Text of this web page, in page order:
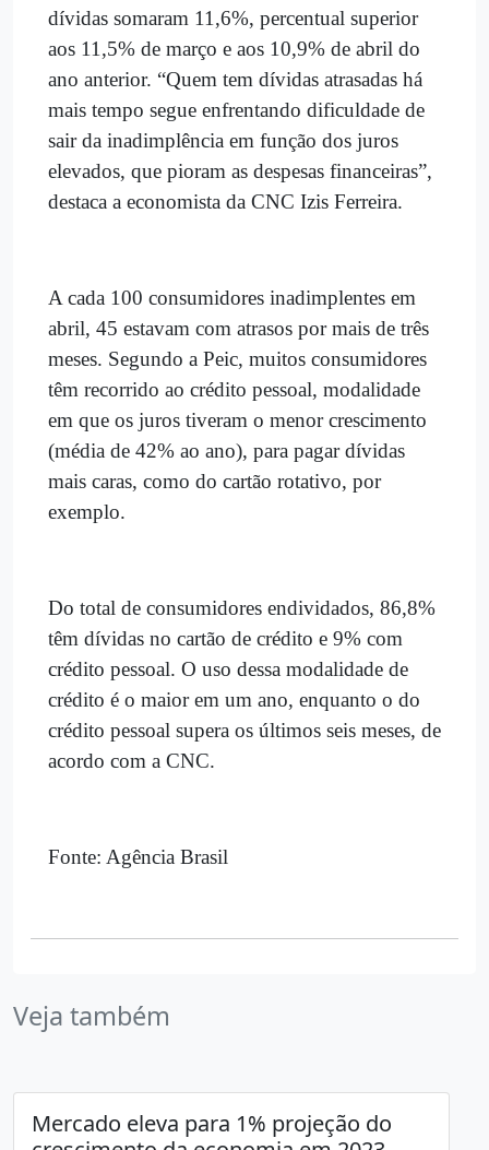
dívidas somaram 11,6%, percentual superior
aos 11,5% de março e aos 10,9% de abril do
ano anterior. “Quem tem dívidas atrasadas há
mais tempo segue enfrentando dificuldade de
sair da inadimplência em função dos juros
elevados, que pioram as despesas financeiras”,
destaca a economista da CNC Izis Ferreira.
A cada 100 consumidores inadimplentes em
abril, 45 estavam com atrasos por mais de três
meses. Segundo a Peic, muitos consumidores
têm recorrido ao crédito pessoal, modalidade
em que os juros tiveram o menor crescimento
(média de 42% ao ano), para pagar dívidas
mais caras, como do cartão rotativo, por
exemplo.
Do total de consumidores endividados, 86,8%
têm dívidas no cartão de crédito e 9% com
crédito pessoal. O uso dessa modalidade de
crédito é o maior em um ano, enquanto o do
crédito pessoal supera os últimos seis meses, de
acordo com a CNC.
Fonte: Agência Brasil
Veja também
Mercado eleva para 1% projeção do